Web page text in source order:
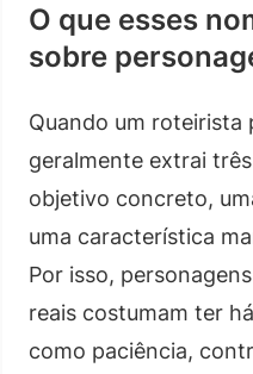
O que esses
sobre
Quando um roteirista
geralmente extrai
objetivo concreto,
uma característica
Por isso,
reais costumam ter
como paciência,